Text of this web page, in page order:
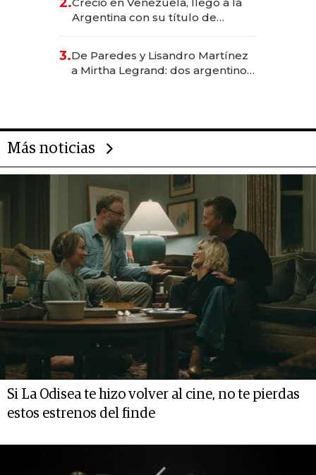
Argentina con su título de
las marcas "fast premium"
3.De Paredes y Lisandro Martínez
a Mirtha Legrand: dos argentinos
Más noticias
Si La Odisea te hizo volver al cine, no te pierdas
estos estrenos del finde